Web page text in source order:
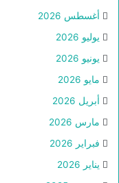
أغسطس 2026
يوليو 2026
يونيو 2026
مايو 2026
أبريل 2026
مارس 2026
فبراير 2026
يناير 2026